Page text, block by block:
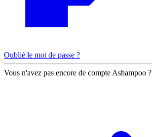
Oublié le mot de passe ?
Vous n'avez pas encore de compte Ashampoo ?